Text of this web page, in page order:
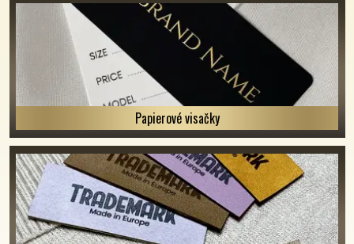
Papierové visačky